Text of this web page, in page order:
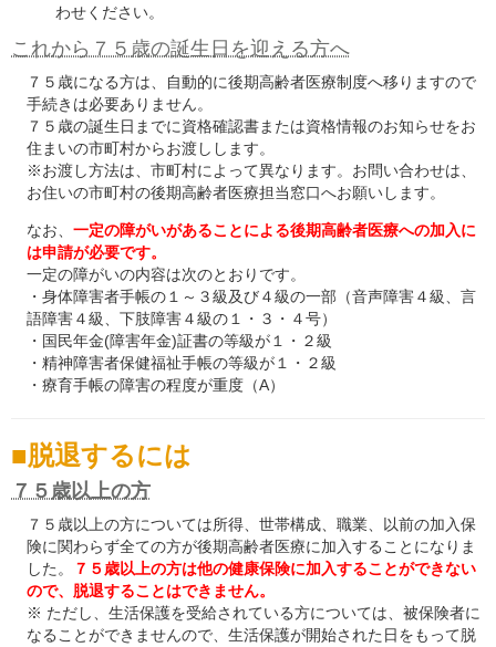
わせください。
これから７５歳の誕生日を迎える方へ
７５歳になる方は、自動的に後期高齢者医療制度へ移りますので
手続きは必要ありません。
７５歳の誕生日までに資格確認書または資格情報のお知らせをお
住まいの市町村からお渡しします。
※お渡し方法は、市町村によって異なります。お問い合わせは、
お住いの市町村の後期高齢者医療担当窓口へお願いします。
なお、 一定の障がいがあることによる後期高齢者医療への加入に
は申請が必要です。
一定の障がいの内容は次のとおりです。
・身体障害者手帳の１～３級及び４級の一部（音声障害４級、言
語障害４級、下肢障害４級の１・３・４号）
・国民年金(障害年金)証書の等級が１・２級
・精神障害者保健福祉手帳の等級が１・２級
・療育手帳の障害の程度が重度（A）
脱退するには
７５歳以上の方
７５歳以上の方については所得、世帯構成、職業、以前の加入保
険に関わらず全ての方が後期高齢者医療に加入することになりま
した。
７５歳以上の方は他の健康保険に加入することができない
ので、脱退することはできません。
※ ただし、生活保護を受給されている方については、被保険者に
なることができませんので、生活保護が開始された日をもって脱